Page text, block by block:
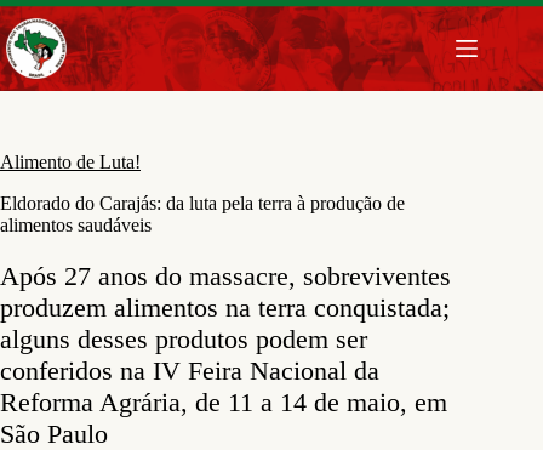
Pular
para
o
conteúdo
Alimento de Luta!
Eldorado do Carajás: da luta pela terra à produção de
alimentos saudáveis
Após 27 anos do massacre, sobreviventes
produzem alimentos na terra conquistada;
alguns desses produtos podem ser
conferidos na IV Feira Nacional da
Reforma Agrária, de 11 a 14 de maio, em
São Paulo